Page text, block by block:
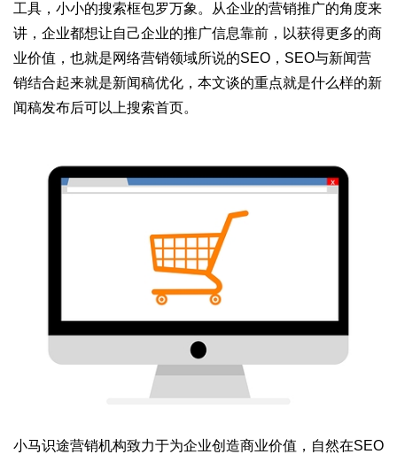
工具，小小的搜索框包罗万象。从企业的营销推广的角度来
讲，企业都想让自己企业的推广信息靠前，以获得更多的商
业价值，也就是网络营销领域所说的SEO，SEO与新闻营
销结合起来就是新闻稿优化，本文谈的重点就是什么样的新
闻稿发布后可以上搜索首页。
小马识途营销机构致力于为企业创造商业价值，自然在SEO